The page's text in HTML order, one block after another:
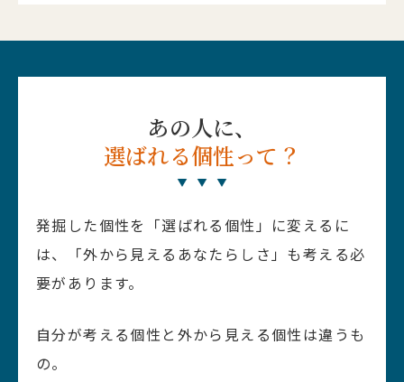
あの人に、
選ばれる個性って？
発掘した個性を「選ばれる個性」に変えるに
は、「外から見えるあなたらしさ」も考える必
要があります。
自分が考える個性と外から見える個性は違うも
の。